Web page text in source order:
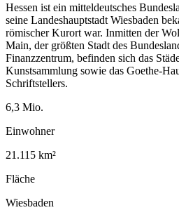
Hessen ist ein mitteldeutsches
seine Landeshauptstadt Wiesbaden
römischer Kurort war. Inmitten der
Main, der größten Stadt des
Finanzzentrum, befinden sich das
Kunstsammlung sowie das Goethe-
Schriftstellers.
6,3 Mio.
Einwohner
21.115 km²
Fläche
Wiesbaden